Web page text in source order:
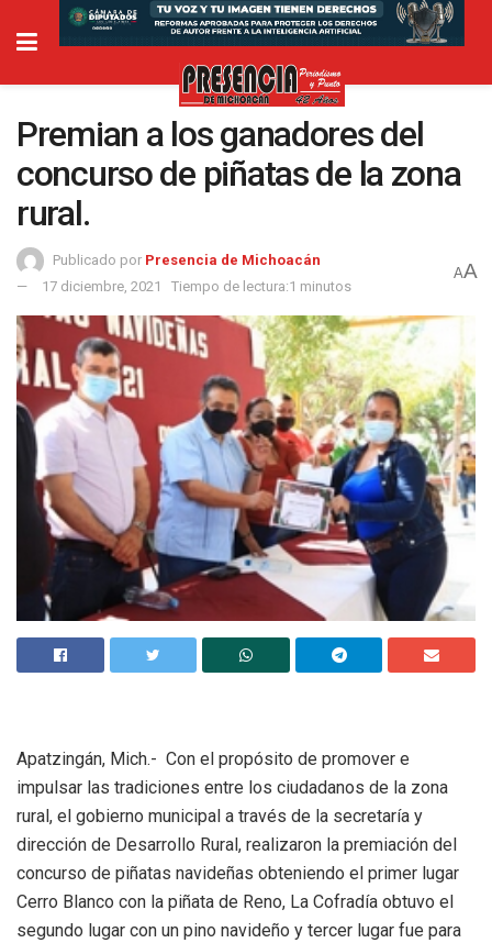
Premian a los ganadores del
concurso de piñatas de la zona
rural.
Publicado por Presencia de Michoacán
17 diciembre, 2021
Tiempo de lectura:1 minutos
AA
Apatzingán, Mich.- Con el propósito de promover e
impulsar las tradiciones entre los ciudadanos de la zona
rural, el gobierno municipal a través de la secretaría y
dirección de Desarrollo Rural, realizaron la premiación del
concurso de piñatas navideñas obteniendo el primer lugar
Cerro Blanco con la piñata de Reno, La Cofradía obtuvo el
segundo lugar con un pino navideño y tercer lugar fue para